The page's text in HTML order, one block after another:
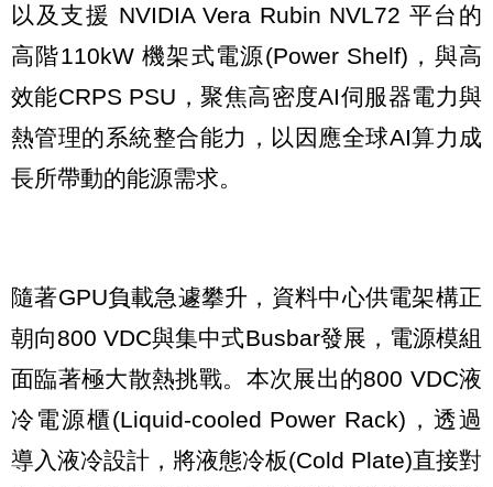
以及支援 NVIDIA Vera Rubin NVL72 平台的
高階110kW 機架式電源(Power Shelf)，與高
效能CRPS PSU，聚焦高密度AI伺服器電力與
熱管理的系統整合能力，以因應全球AI算力成
長所帶動的能源需求。
隨著GPU負載急遽攀升，資料中心供電架構正
朝向800 VDC與集中式Busbar發展，電源模組
面臨著極大散熱挑戰。本次展出的800 VDC液
冷電源櫃(Liquid-cooled Power Rack)，透過
導入液冷設計，將液態冷板(Cold Plate)直接對